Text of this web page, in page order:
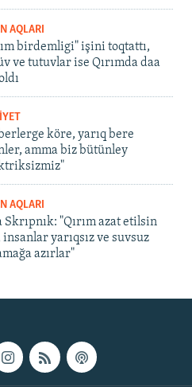
AQLARI
birdemligi" işini toqtattı,
ve tutuvlar ise Qırımda daa
köre, yarıq bere
amma biz bütünley
AQLARI
Skrıpnık: "Qırım azat etilsin
insanlar yarıqsız ve suvsuz
azırlar"